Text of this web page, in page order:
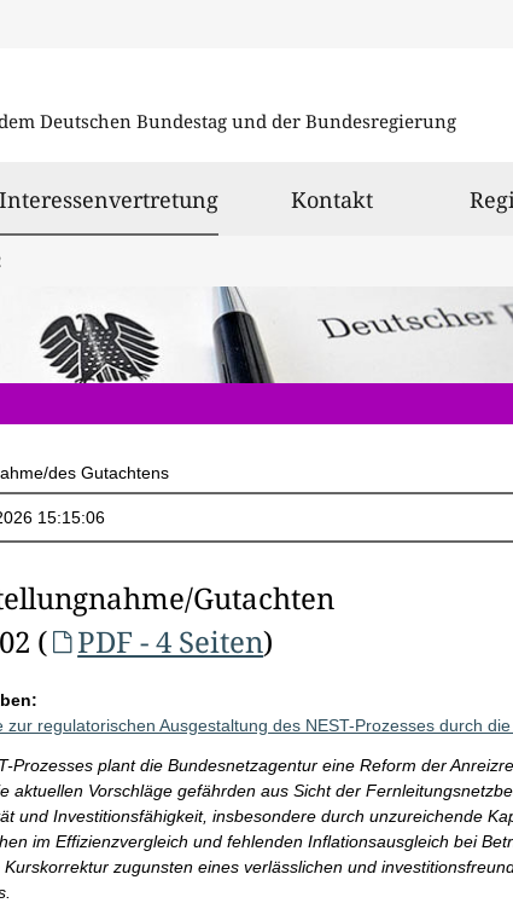
Deutschen Bundestag und der Bundesregierung
ausgewählt
Kontakt
des Gutachtens
Gutachten
(
PDF - 4 Seiten)
zur regulatorischen Ausgestaltung des NEST-Prozesses durch
Prozesses plant die Bundesnetzagentur eine Reform der
aktuellen Vorschläge gefährden aus Sicht der
und Investitionsfähigkeit, insbesondere durch unzureichende
im Effizienzvergleich und fehlenden Inflationsausgleich bei
zugunsten eines verlässlichen und